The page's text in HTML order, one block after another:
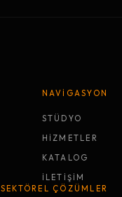
NAVİGASYON
STÜDYO
HİZMETLER
KATALOG
İLETİŞİM
SEKTÖREL ÇÖZÜMLER